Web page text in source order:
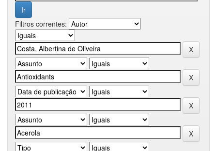
Filtros correntes: